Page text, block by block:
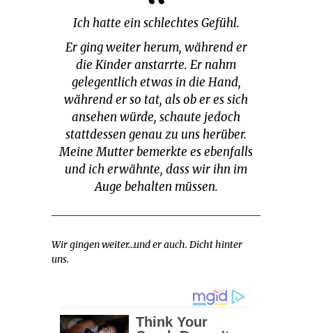
Ich hatte ein schlechtes Gefühl.
Er ging weiter herum, während er
die Kinder anstarrte. Er nahm
gelegentlich etwas in die Hand,
während er so tat, als ob er es sich
ansehen würde, schaute jedoch
stattdessen genau zu uns herüber.
Meine Mutter bemerkte es ebenfalls
und ich erwähnte, dass wir ihn im
Auge behalten müssen.
Wir gingen weiter…und er auch. Dicht hinter
uns.